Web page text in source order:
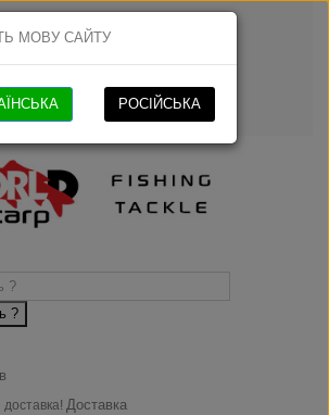
?
Доставка
МОВУ САЙТУ
РОСІЙСЬКА